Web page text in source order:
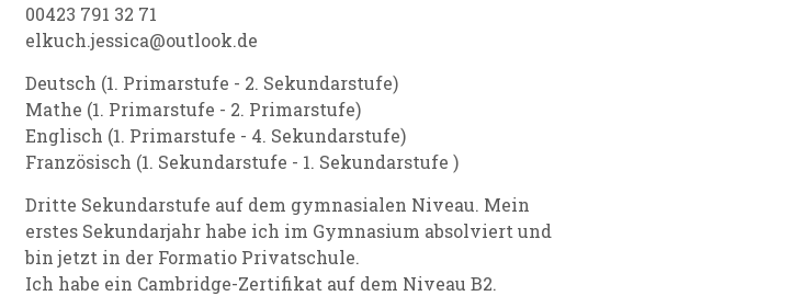
00423 791 32 71
elkuch.jessica@outlook.de
Deutsch (1. Primarstufe - 2. Sekundarstufe)
Mathe (1. Primarstufe - 2. Primarstufe)
Englisch (1. Primarstufe - 4. Sekundarstufe)
Französisch (1. Sekundarstufe - 1. Sekundarstufe )
Dritte Sekundarstufe auf dem gymnasialen Niveau. Mein
erstes Sekundarjahr habe ich im Gymnasium absolviert und
bin jetzt in der Formatio Privatschule.
Ich habe ein Cambridge-Zertifikat auf dem Niveau B2.